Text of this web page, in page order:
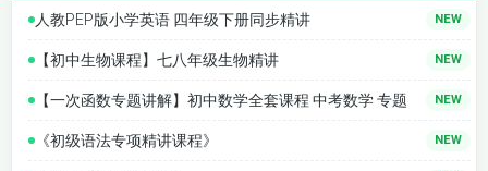
人教PEP版小学英语 四年级下册同步精讲 NEW
【初中生物课程】七八年级生物精讲 NEW
【一次函数专题讲解】初中数学全套课程 中考数学 专题 NEW
《初级语法专项精讲课程》 NEW